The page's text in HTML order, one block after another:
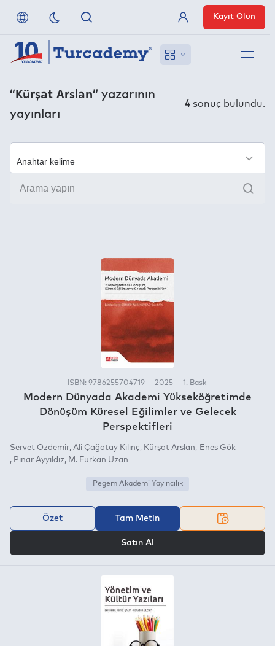
Referanslarımız
Uzaktan Erişim
Nasıl Erişirim
Üye Girişi
Kayıt Olun
“Kürşat Arslan” yazarının
yayınları
4 sonuç bulundu.
Ara
ISBN: 9786255704719 — 2025 — 1. Baskı
Modern Dünyada Akademi Yükseköğretimde
Dönüşüm Küresel Eğilimler ve Gelecek
Perspektifleri
Servet Özdemir Ali Çağatay Kılınç Kürşat Arslan
Enes Gök
Pınar Ayyıldız
M. Furkan Uzan
Pegem Akademi Yayıncılık
Özet Tam Metin
Satın Al